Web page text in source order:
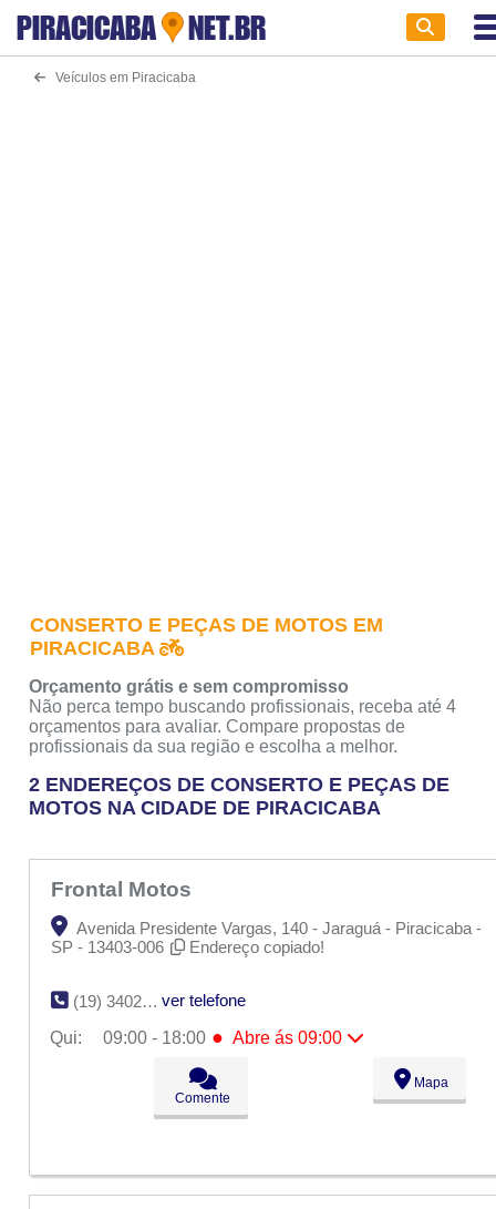
PIRACICABA NET.BR
Veículos em Piracicaba
CONSERTO E PEÇAS DE MOTOS EM
PIRACICABA
Orçamento grátis e sem compromisso
Não perca tempo buscando profissionais, receba até 4
orçamentos para avaliar. Compare propostas de
profissionais da sua região e escolha a melhor.
2 ENDEREÇOS DE CONSERTO E PEÇAS DE
MOTOS NA CIDADE DE PIRACICABA
Frontal Motos
Avenida Presidente Vargas, 140 - Jaraguá - Piracicaba -
SP - 13403-006
Endereço copiado!
(19) 3402-3166
ver telefone
Qui:
09:00 - 18:00 ● Abre ás 09:00
09:00 - 18:00
09:00 - 18:00
09:00 - 18:00
Comente
Mapa